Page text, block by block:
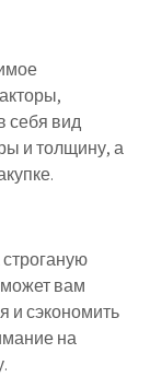
себя вид
и толщину, а
вам
и сэкономить
на